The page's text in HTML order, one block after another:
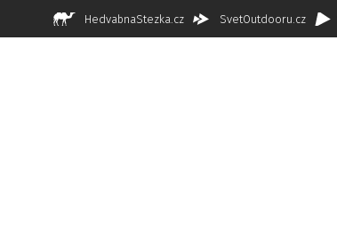
HedvabnaStezka.cz SvetOutdooru.cz